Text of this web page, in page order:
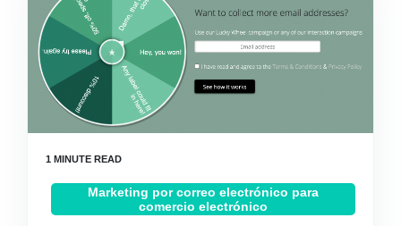
Marketing por correo electrónico para
comercio electrónico